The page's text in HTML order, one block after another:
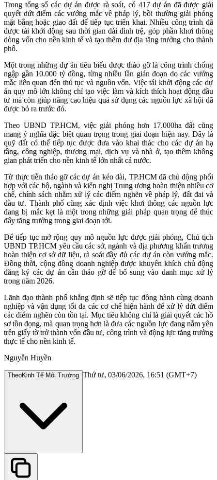
Trong tổng số các dự án được rà soát, có 417 dự án đã được giải
quyết dứt điểm các vướng mắc về pháp lý, bồi thường giải phóng
mặt bằng hoặc giao đất để tiếp tục triển khai. Nhiều công trình đã
được tái khởi động sau thời gian dài đình trệ, góp phần khơi thông
dòng vốn cho nền kinh tế và tạo thêm dư địa tăng trưởng cho thành
phố.
Một trong những dự án tiêu biểu được tháo gỡ là công trình chống
ngập gần 10.000 tỷ đồng, từng nhiều lần gián đoạn do các vướng
mắc liên quan đến thủ tục và nguồn vốn. Việc tái khởi động các dự
án quy mô lớn không chỉ tạo việc làm và kích thích hoạt động đầu
tư mà còn giúp nâng cao hiệu quả sử dụng các nguồn lực xã hội đã
được bỏ ra trước đó.
Theo UBND TP.HCM, việc giải phóng hơn 17.000ha đất cũng
mang ý nghĩa đặc biệt quan trọng trong giai đoạn hiện nay. Đây là
quỹ đất có thể tiếp tục được đưa vào khai thác cho các dự án hạ
tầng, công nghiệp, thương mại, dịch vụ và nhà ở, tạo thêm không
gian phát triển cho nền kinh tế lớn nhất cả nước.
Từ thực tiễn tháo gỡ các dự án kéo dài, TP.HCM đã chủ động phối
hợp với các bộ, ngành và kiến nghị Trung ương hoàn thiện nhiều cơ
chế, chính sách nhằm xử lý các điểm nghẽn về pháp lý, đất đai và
đầu tư. Thành phố cũng xác định việc khơi thông các nguồn lực
đang bị mắc kẹt là một trong những giải pháp quan trọng để thúc
đẩy tăng trưởng trong giai đoạn tới.
Để tiếp tục mở rộng quy mô nguồn lực được giải phóng, Chủ tịch
UBND TP.HCM yêu cầu các sở, ngành và địa phương khẩn trương
hoàn thiện cơ sở dữ liệu, rà soát đầy đủ các dự án còn vướng mắc.
Đồng thời, cộng đồng doanh nghiệp được khuyến khích chủ động
đăng ký các dự án cần tháo gỡ để bổ sung vào danh mục xử lý
trong năm 2026.
Lãnh đạo thành phố khẳng định sẽ tiếp tục đồng hành cùng doanh
nghiệp và vận dụng tối đa các cơ chế hiện hành để xử lý dứt điểm
các điểm nghẽn còn tồn tại. Mục tiêu không chỉ là giải quyết các hồ
sơ tồn đọng, mà quan trọng hơn là đưa các nguồn lực đang nằm yên
trên giấy tờ trở thành vốn đầu tư, công trình và động lực tăng trưởng
thực tế cho nền kinh tế.
Nguyễn Huyền
TheoKinh Tế Môi Trường Thứ tư, 03/06/2026, 16:51 (GMT+7)